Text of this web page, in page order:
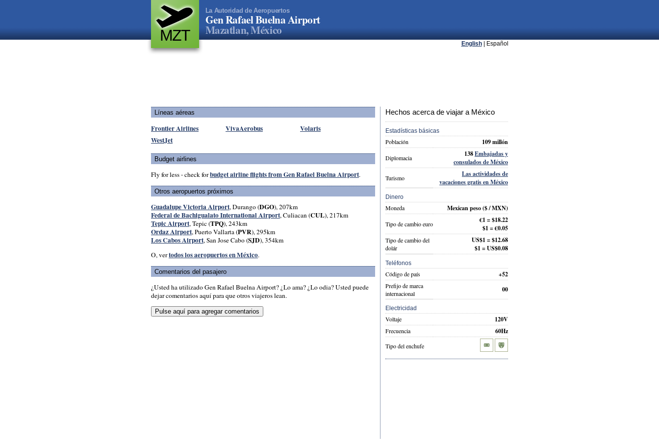
MZT
La Autoridad de Aeropuertos
Gen Rafael Buelna Airport
Mazatlan, México
English| Español
Líneas aéreas
Frontier Airlines VivaAerobus
Volaris
WestJet
Budget airlines
Fly for less - check forbudget airline flights from Gen Rafael Buelna Airport.
Otros aeropuertos próximos
Guadalupe Victoria Airport, Durango (DGO), 207km
Federal de Bachigualato International Airport, Culiacan (CUL), 217km
Tepic Airport, Tepic (TPQ), 243km
Ordaz Airport, Puerto Vallarta (PVR), 295km
Los Cabos Airport, San Jose Cabo (SJD), 354km
O, vertodos los aeropuertos en México.
Comentarios del pasajero
¿Usted ha utilizado Gen Rafael Buelna Airport? ¿Lo ama? ¿Lo odia? Usted puede
dejar comentarios aquí para que otros viajeros lean.
Hechos acerca de viajar a México
Estadísticas básicas
Población 109 millón
Diplomacia 138Embajadas y
consulados de México
Turismo
Las actividades de
vacaciones gratis en México
Dinero
Moneda Mexican peso($ / MXN)
Tipo de cambio euro
€1 = $18.22
$1 = €0.05
Tipo de cambio del
dolár
US$1 = $12.68
$1 = US$0.08
Teléfonos
Código de país +52
Prefijo de marca
internacional
00
Electricidad
Voltaje 120V
Frecuencia 60Hz
Tipo del enchufe